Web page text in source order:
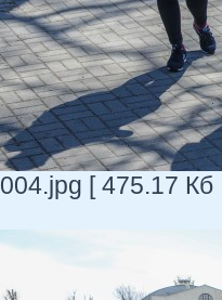
004.jpg [ 475.17